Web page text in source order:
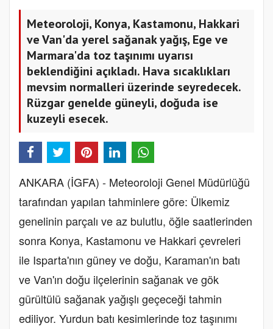
Meteoroloji, Konya, Kastamonu, Hakkari
ve Van'da yerel sağanak yağış, Ege ve
Marmara'da toz taşınımı uyarısı
beklendiğini açıkladı. Hava sıcaklıkları
mevsim normalleri üzerinde seyredecek.
Rüzgar genelde güneyli, doğuda ise
kuzeyli esecek.
ANKARA (İGFA) - Meteoroloji Genel Müdürlüğü
tarafından yapılan tahminlere göre: Ülkemiz
genelinin parçalı ve az bulutlu, öğle saatlerinden
sonra Konya, Kastamonu ve Hakkari çevreleri
ile Isparta'nın güney ve doğu, Karaman'ın batı
ve Van'ın doğu ilçelerinin sağanak ve gök
gürültülü sağanak yağışlı geçeceği tahmin
ediliyor. Yurdun batı kesimlerinde toz taşınımı